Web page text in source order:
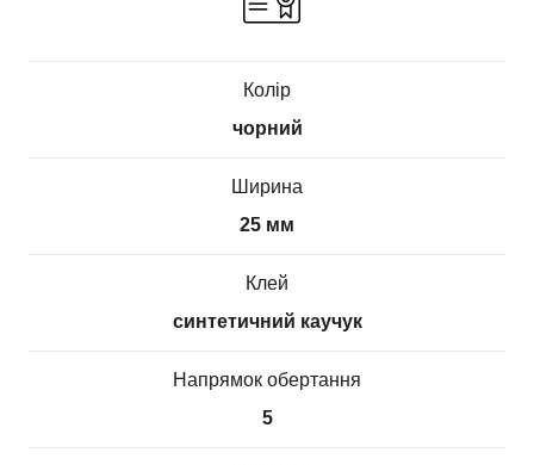
Колір
чорний
Ширина
25 мм
Клей
синтетичний каучук
Напрямок обертання
5